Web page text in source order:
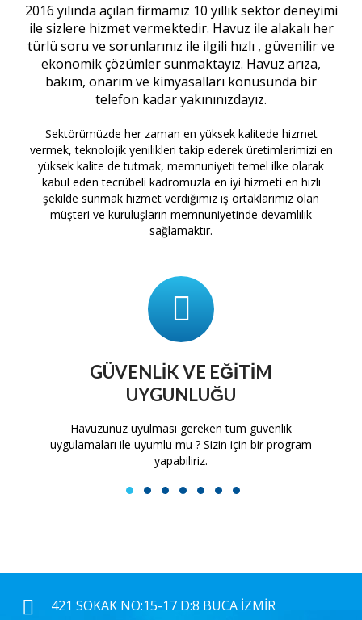
2016 yılında açılan firmamız 10 yıllık sektör deneyimi
ile sizlere hizmet vermektedir. Havuz ile alakalı her
türlü soru ve sorunlarınız ile ilgili hızlı , güvenilir ve
ekonomik çözümler sunmaktayız. Havuz arıza,
bakım, onarım ve kimyasalları konusunda bir
telefon kadar yakınınızdayız.
Sektörümüzde her zaman en yüksek kalitede hizmet
vermek, teknolojik yenilikleri takip ederek üretimlerimizi en
yüksek kalite de tutmak, memnuniyeti temel ilke olarak
kabul eden tecrübeli kadromuzla en iyi hizmeti en hızlı
şekilde sunmak hizmet verdiğimiz iş ortaklarımız olan
müşteri ve kuruluşların memnuniyetinde devamlılık
sağlamaktır.
GÜVENLIK VE EĞITIM
UYGUNLUĞU
Havuzunuz uyulması gereken tüm güvenlik
uygulamaları ile uyumlu mu ? Sizin için bir program
yapabiliriz.
1 2 3 4 5 6 7
421 SOKAK NO:15-17 D:8 BUCA İZMIR